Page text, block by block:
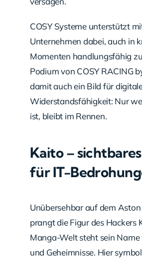
COSY Systeme unterstützt
Unternehmen dabei, auch in
Momenten handlungsfähig
Podium von COSY RACING
damit auch ein Bild für
Widerstandsfähigkeit: Nur
ist, bleibt im Rennen.
Kaito –
für IT-
Unübersehbar auf dem
prangt die Figur des Hackers
Manga-Welt steht sein
und Geheimnisse. Hier